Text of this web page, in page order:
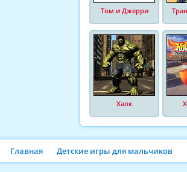
Том и Джерри
Халк
Главная Детские игры для мальчиков